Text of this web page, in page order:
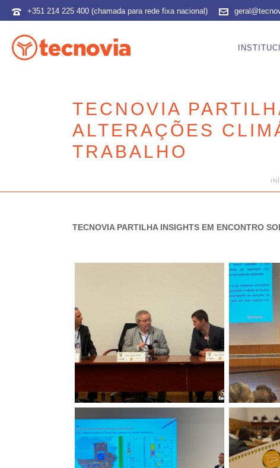
+351 214 225 400 (chamada para rede fixa nacional)
TECNOVIA
ALTERAÇÕES
TRABALHO
TECNOVIA PARTILHA INSIGHTS EM ENCONTRO